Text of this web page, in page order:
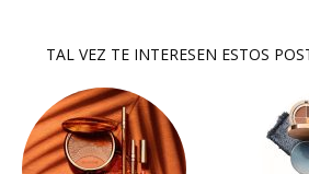
TAL VEZ TE INTERESEN ESTOS